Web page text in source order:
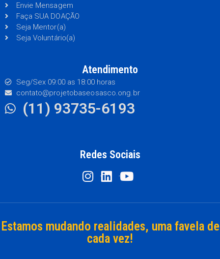
Envie Mensagem
Faça SUA DOAÇÃO
Seja Mentor(a)
Seja Voluntário(a)
Atendimento
Seg/Sex 09:00 as 18:00 horas
contato@projetobaseosasco.ong.br
(11) 93735-6193
Redes Sociais
Estamos mudando realidades, uma favela de
cada vez!